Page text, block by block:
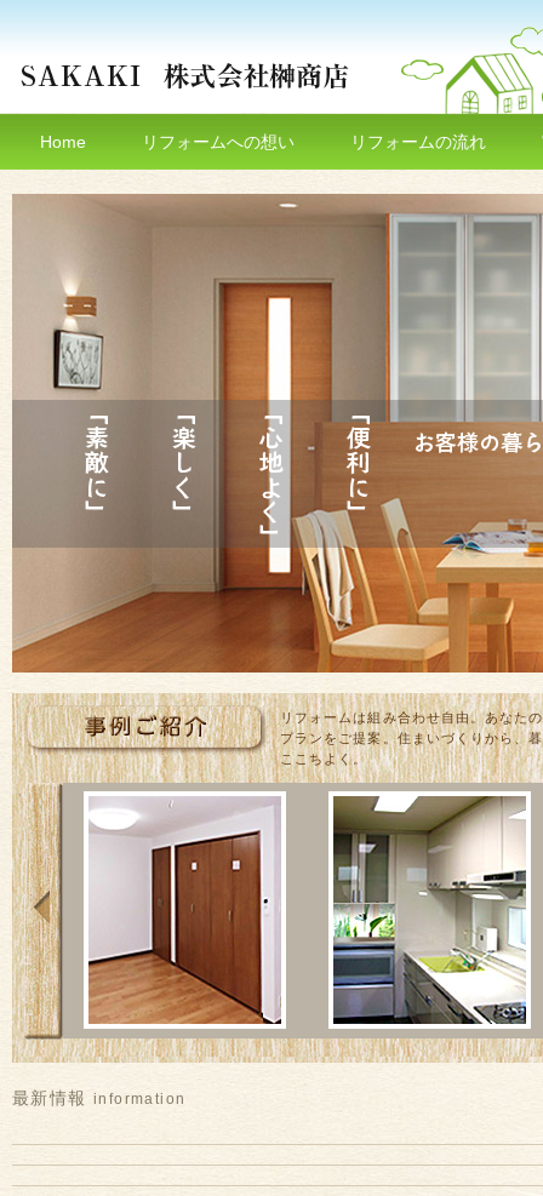
Home リフォームへの想い リフォームの流れ
リフォームは組み合わせ自由。あなた
プランをご提案。住まいづくりから、
ここちよく。
最新情報information